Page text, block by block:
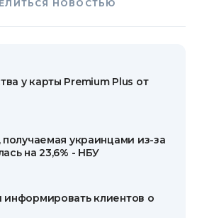
НОВОСТЬЮ
у карты Premium Plus от
получаемая украинцами из-за
на 23,6% - НБУ
клиентов о